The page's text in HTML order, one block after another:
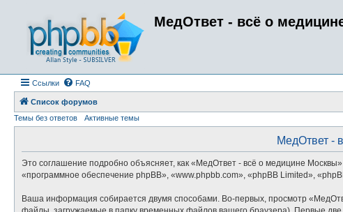
МедОтвет - всё о
Ссылки FAQ
Список форумов
Темы без ответов
Активные темы
МедОтвет -
Это соглашение подробно объясняет, как «МедОтвет - всё о медицине
«программное обеспечение phpBB», «www.phpbb.com», «phpBB Limited»,
Ваша информация собирается двумя способами. Во-первых, просмотр